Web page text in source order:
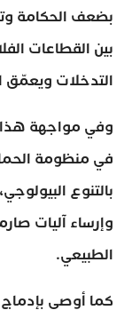
بضعف الحكامة
بين القطاعات
التدخلات ويعمّق
وفي مواجهة
في منظومة
بالتنوع
وإرساء آليات
الطبيعي.
كما أوصى